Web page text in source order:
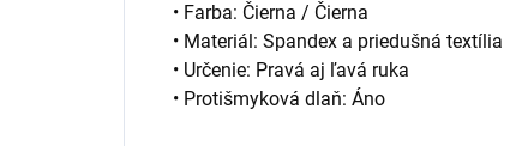
• Farba: Čierna / Čierna
• Materiál: Spandex a priedušná textília
• Určenie: Pravá aj ľavá ruka
• Protišmyková dlaň: Áno